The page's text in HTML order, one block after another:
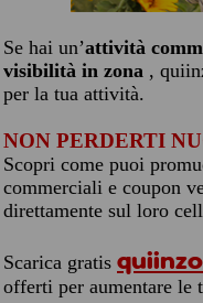
Se hai un’attività
visibilità in zona ,
per la tua attività.
NON PERDERTI
Scopri come puoi
commerciali e coupon
direttamente sul loro
Scarica gratis
offerti per aumentare le